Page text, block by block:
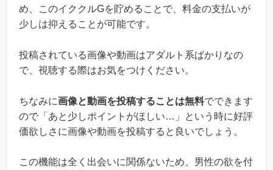
め、このイククルGを貯めることで、料金の支払いが
少しは抑えることが可能です。
投稿されている画像や動画はアダルト系ばかりなの
で、視聴する際はお気をつけください。
ちなみに画像と動画を投稿することは無料でできます
ので「あと少しポイントがほしい…」という時に好評
価欲しさに画像や動画を投稿すると良いでしょう。
この機能は全く出会いに関係ないため、男性の欲を付